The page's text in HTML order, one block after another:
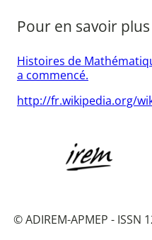
Pour en savoir plus
Histoires de
a commencé.
http://fr.wikipedia.org/
© ADIREM-APMEP - ISSN